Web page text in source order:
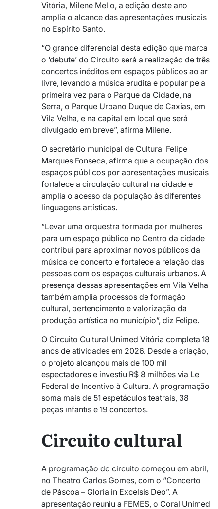
Vitória, Milene Mello, a edição deste ano
amplia o alcance das apresentações musicais
no Espírito Santo.
“O grande diferencial desta edição que marca
o ‘debute’ do Circuito será a realização de três
concertos inéditos em espaços públicos ao ar
livre, levando a música erudita e popular pela
primeira vez para o Parque da Cidade, na
Serra, o Parque Urbano Duque de Caxias, em
Vila Velha, e na capital em local que será
divulgado em breve”, afirma Milene.
O secretário municipal de Cultura, Felipe
Marques Fonseca, afirma que a ocupação dos
espaços públicos por apresentações musicais
fortalece a circulação cultural na cidade e
amplia o acesso da população às diferentes
linguagens artísticas.
“Levar uma orquestra formada por mulheres
para um espaço público no Centro da cidade
contribui para aproximar novos públicos da
música de concerto e fortalece a relação das
pessoas com os espaços culturais urbanos. A
presença dessas apresentações em Vila Velha
também amplia processos de formação
cultural, pertencimento e valorização da
produção artística no município”, diz Felipe.
O Circuito Cultural Unimed Vitória completa 18
anos de atividades em 2026. Desde a criação,
o projeto alcançou mais de 100 mil
espectadores e investiu R$ 8 milhões via Lei
Federal de Incentivo à Cultura. A programação
soma mais de 51 espetáculos teatrais, 38
peças infantis e 19 concertos.
Circuito cultural
A programação do circuito começou em abril,
no Theatro Carlos Gomes, com o “Concerto
de Páscoa – Gloria in Excelsis Deo”. A
apresentação reuniu a FEMES, o Coral Unimed